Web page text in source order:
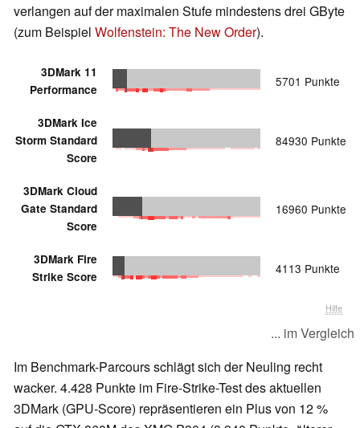
verlangen auf der maximalen Stufe mindestens drei GByte
(zum Beispiel Wolfenstein: The New Order).
3DMark 11
Performance
5701 Punkte
3DMark Ice
Storm Standard
Score
84930 Punkte
3DMark Cloud
Gate Standard
Score
16960 Punkte
3DMark Fire
Strike Score
4113 Punkte
Hilfe
... im Vergleich
Im Benchmark-Parcours schlägt sich der Neuling recht
wacker. 4.428 Punkte im Fire-Strike-Test des aktuellen
3DMark (GPU-Score) repräsentieren ein Plus von 12 %